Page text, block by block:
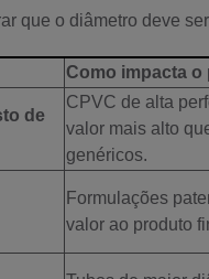
que o diâmetro deve
Como impacta o
de
CPVC de alta
valor mais alto
genéricos.
Formulações
valor ao produto